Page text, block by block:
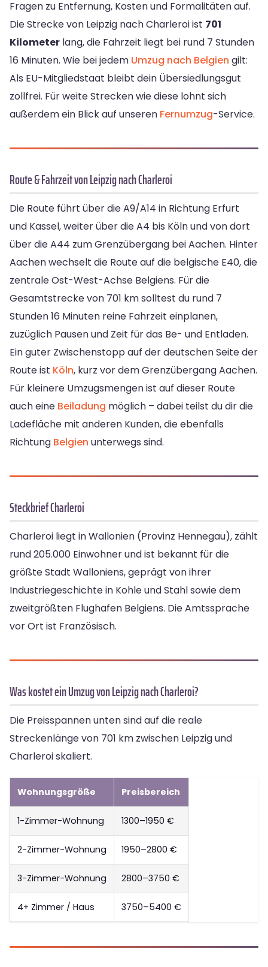
Fragen zu Entfernung, Kosten und Formalitäten auf.
Die Strecke von Leipzig nach Charleroi ist 701
Kilometer lang, die Fahrzeit liegt bei rund 7 Stunden
16 Minuten. Wie bei jedem Umzug nach Belgien gilt:
Als EU-Mitgliedstaat bleibt dein Übersiedlungsgut
zollfrei. Für weite Strecken wie diese lohnt sich
außerdem ein Blick auf unseren Fernumzug-Service.
Route & Fahrzeit von Leipzig nach Charleroi
Die Route führt über die A9/A14 in Richtung Erfurt
und Kassel, weiter über die A4 bis Köln und von dort
über die A44 zum Grenzübergang bei Aachen. Hinter
Aachen wechselt die Route auf die belgische E40, die
zentrale Ost-West-Achse Belgiens. Für die
Gesamtstrecke von 701 km solltest du rund 7
Stunden 16 Minuten reine Fahrzeit einplanen,
zuzüglich Pausen und Zeit für das Be- und Entladen.
Ein guter Zwischenstopp auf der deutschen Seite der
Route ist Köln, kurz vor dem Grenzübergang Aachen.
Für kleinere Umzugsmengen ist auf dieser Route
auch eine Beiladung möglich – dabei teilst du dir die
Ladefläche mit anderen Kunden, die ebenfalls
Richtung Belgien unterwegs sind.
Steckbrief Charleroi
Charleroi liegt in Wallonien (Provinz Hennegau), zählt
rund 205.000 Einwohner und ist bekannt für die
größte Stadt Walloniens, geprägt von ihrer
Industriegeschichte in Kohle und Stahl sowie dem
zweitgrößten Flughafen Belgiens. Die Amtssprache
vor Ort ist Französisch.
Was kostet ein Umzug von Leipzig nach Charleroi?
Die Preisspannen unten sind auf die reale
Streckenlänge von 701 km zwischen Leipzig und
Charleroi skaliert.
Wohnungsgröße Preisbereich
1-Zimmer-Wohnung 1300–1950 €
2-Zimmer-Wohnung 1950–2800 €
3-Zimmer-Wohnung 2800–3750 €
4+ Zimmer / Haus 3750–5400 €